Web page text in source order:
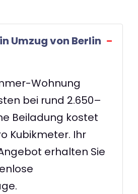
Umzug von Berlin
Wohnung
bei rund 2.650–
Beiladung kostet
Kubikmeter. Ihr
erhalten Sie